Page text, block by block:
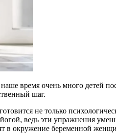
время очень много детей
шаг.
не только
ведь эти упражнения
в окружение беременной